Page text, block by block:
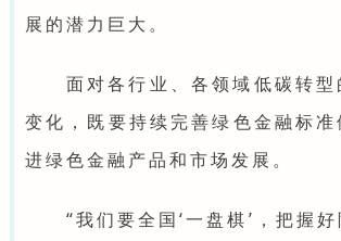
展的潜力巨大。
面对各行业、各领域低碳转
变化，既要持续完善绿色金融标准
进绿色金融产品和市场发展。
“我们要全国‘一盘棋’，把握